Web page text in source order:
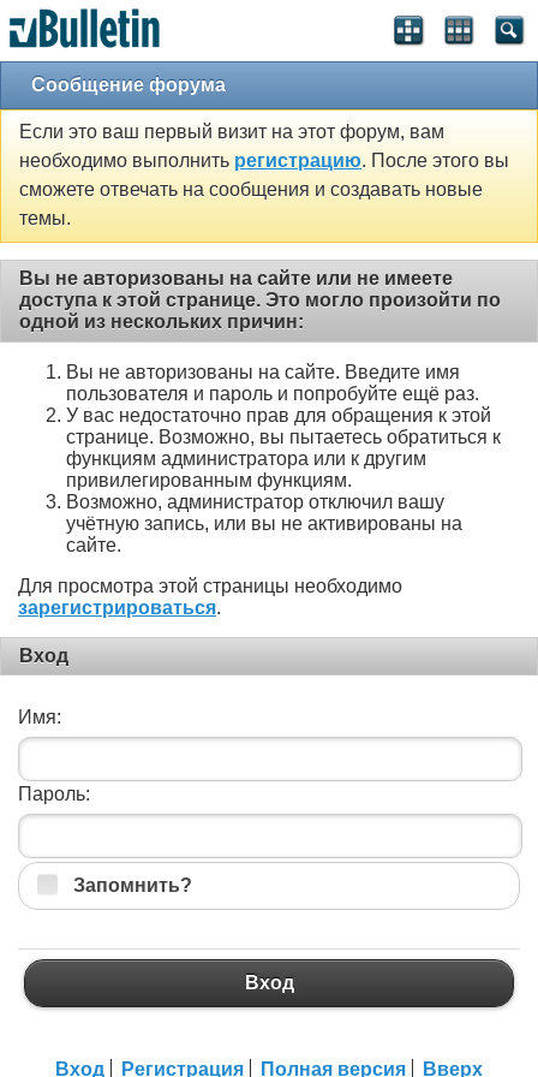
Сообщение форума
Если это ваш первый визит на этот форум, вам
необходимо выполнить регистрацию. После этого вы
сможете отвечать на сообщения и создавать новые
темы.
Вы не авторизованы на сайте или не имеете
доступа к этой странице. Это могло произойти по
одной из нескольких причин:
Вы не авторизованы на сайте. Введите имя
пользователя и пароль и попробуйте ещё раз.
У вас недостаточно прав для обращения к этой
странице. Возможно, вы пытаетесь обратиться к
функциям администратора или к другим
привилегированным функциям.
Возможно, администратор отключил вашу
учётную запись, или вы не активированы на
сайте.
Для просмотра этой страницы необходимо
зарегистрироваться.
Вход
Имя:
Пароль:
Запомнить?
Вход
Вход Регистрация Полная версия Вверх